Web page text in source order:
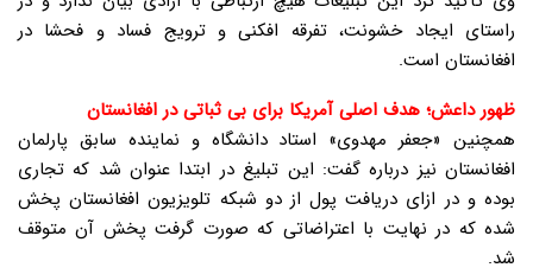
راستای ایجاد خشونت، تفرقه افکنی و ترویج فساد و فحشا در
افغانستان است.
ظهور داعش؛ هدف اصلی آمریکا برای بی ثباتی در افغانستان
همچنین «جعفر مهدوی» استاد دانشگاه و نماینده سابق پارلمان
افغانستان نیز درباره گفت: این تبلیغ در ابتدا عنوان شد که تجاری
بوده و در ازای دریافت پول از دو شبکه تلویزیون افغانستان پخش
شده که در نهایت با اعتراضاتی که صورت گرفت پخش آن متوقف
شد.